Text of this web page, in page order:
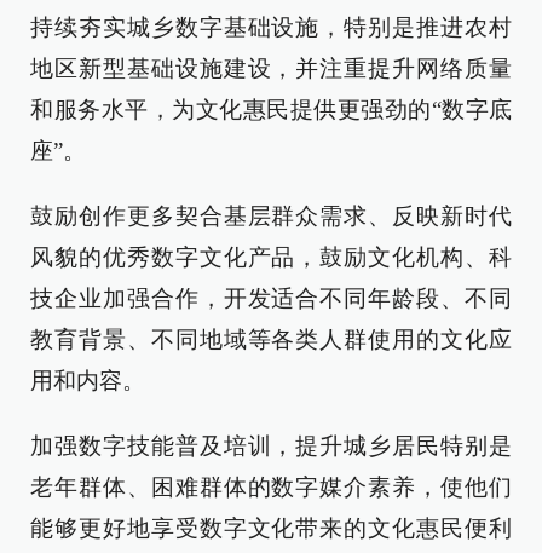
持续夯实城乡数字基础设施，特别是推进农村
地区新型基础设施建设，并注重提升网络质量
和服务水平，为文化惠民提供更强劲的“数字底
座”。
鼓励创作更多契合基层群众需求、反映新时代
风貌的优秀数字文化产品，鼓励文化机构、科
技企业加强合作，开发适合不同年龄段、不同
教育背景、不同地域等各类人群使用的文化应
用和内容。
加强数字技能普及培训，提升城乡居民特别是
老年群体、困难群体的数字媒介素养，使他们
能够更好地享受数字文化带来的文化惠民便利